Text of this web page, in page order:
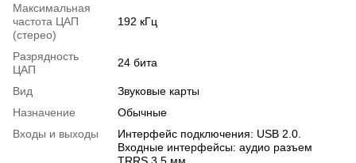
Максимальная
частота ЦАП
(стерео)
192 кГц
Разрядность
ЦАП
24 бита
Вид
Звуковые карты
Назначение
Обычные
Входы и выходы
Интерфейс подключения: USB 2.0.
Входные интерфейсы: аудио разъем
TRRS 3,5 мм